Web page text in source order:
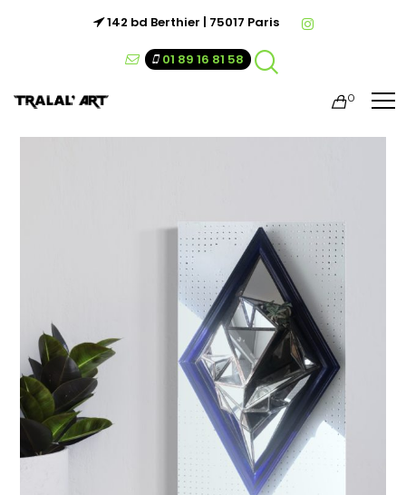
142 bd Berthier | 75017 Paris
01 89 16 81 58
0